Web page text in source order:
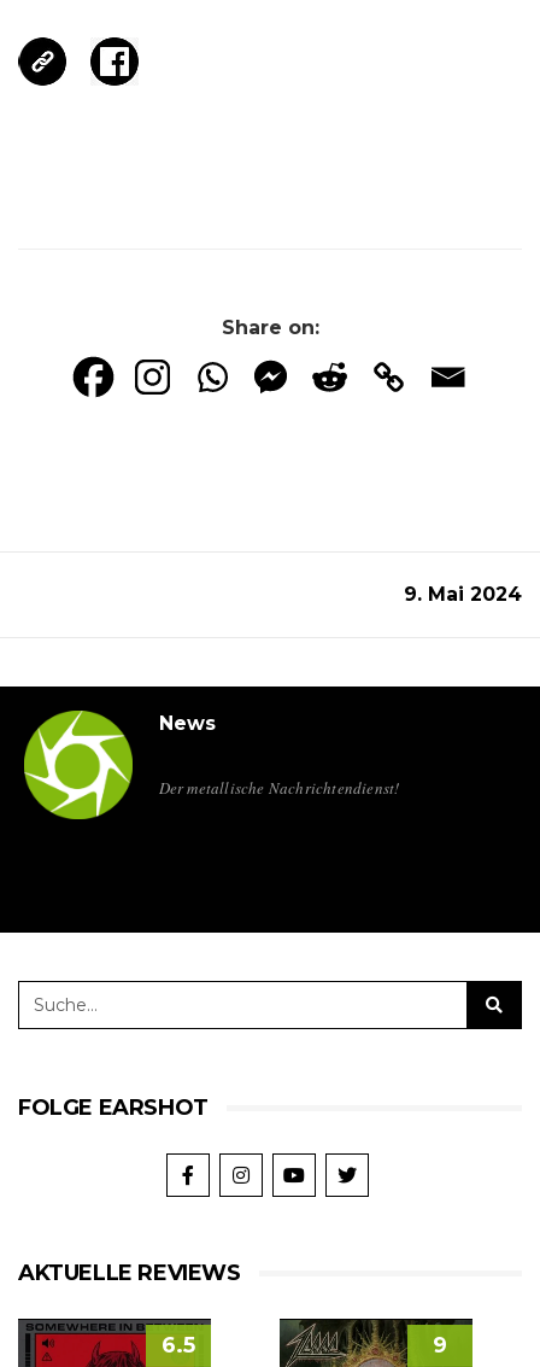
Share on:
9. Mai 2024
News
Der metallische Nachrichtendienst!
FOLGE EARSHOT
AKTUELLE REVIEWS
6.5 9